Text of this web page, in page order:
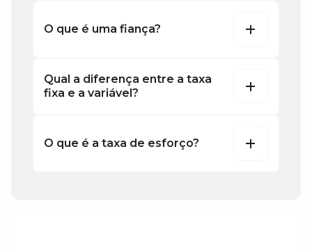
O que é uma fiança?
Qual a diferença entre a taxa
fixa e a variável?
O que é a taxa de esforço?